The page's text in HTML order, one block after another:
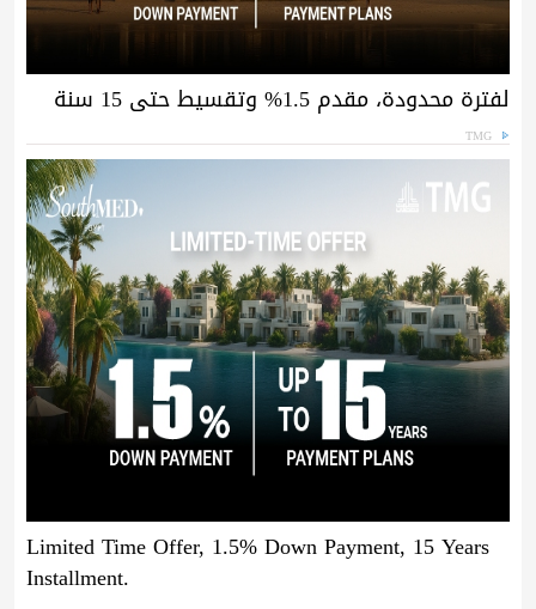
لفترة محدودة، مقدم 1.5% وتقسيط حتى 15 سنة
TMG
Limited Time Offer, 1.5% Down Payment, 15 Years
Installment.